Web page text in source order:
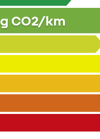
g CO2/km